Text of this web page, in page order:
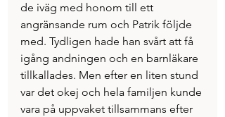
de iväg med honom till ett
angränsande rum och Patrik följde
med. Tydligen hade han svårt att få
igång andningen och en barnläkare
tillkallades. Men efter en liten stund
var det okej och hela familjen kunde
vara på uppvaket tillsammans efter